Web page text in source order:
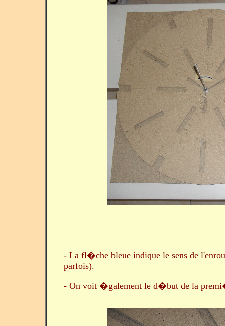
- La fl�che bleue indique le sens de
parfois).
- On voit �galement le d�but de la